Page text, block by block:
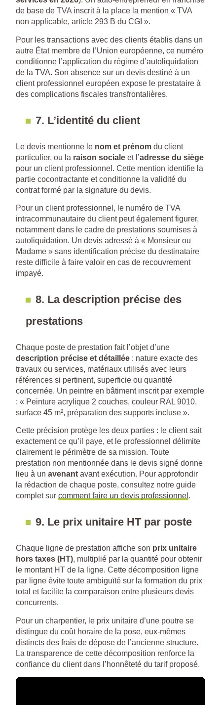
de base de TVA inscrit à la place la mention « TVA
non applicable, article 293 B du CGI ».
Pour les transactions avec des clients établis dans un
autre État membre de l’Union européenne, ce numéro
conditionne l’application du régime d’autoliquidation
de la TVA. Son absence sur un devis destiné à un
client professionnel européen expose le prestataire à
des complications fiscales transfrontalières.
7. L’identité du client
Le devis mentionne le nom et prénom du client
particulier, ou la raison sociale et l’adresse du siège
pour un client professionnel. Cette mention identifie la
partie cocontractante et conditionne la validité du
contrat formé par la signature du devis.
Pour un client professionnel, le numéro de TVA
intracommunautaire du client peut également figurer,
notamment dans le cadre de prestations soumises à
autoliquidation. Un devis adressé à « Monsieur ou
Madame » sans identification précise du destinataire
reste difficile à faire valoir en cas de recouvrement
impayé.
8. La description précise des
prestations
Chaque poste de prestation fait l’objet d’une
description précise et détaillée : nature exacte des
travaux ou services, matériaux utilisés avec leurs
références si pertinent, superficie ou quantité
concernée. Un peintre en bâtiment inscrit par exemple
: « Peinture acrylique 2 couches, couleur RAL 9010,
surface 45 m², préparation des supports incluse ».
Cette précision protège les deux parties : le client sait
exactement ce qu’il paye, et le professionnel délimite
clairement le périmètre de sa mission. Toute
prestation non mentionnée dans le devis signé donne
lieu à un avenant avant exécution. Pour approfondir
la rédaction de chaque poste, consultez notre guide
complet sur comment faire un devis professionnel .
9. Le prix unitaire HT par poste
Chaque ligne de prestation affiche son prix unitaire
hors taxes (HT), multiplié par la quantité pour obtenir
le montant HT de la ligne. Cette décomposition ligne
par ligne évite toute ambiguïté sur la formation du prix
total et facilite la comparaison entre plusieurs devis
concurrents.
Pour un charpentier, le prix unitaire d’une poutre se
distingue du coût horaire de la pose, eux-mêmes
distincts des frais de dépose de l’ancienne structure.
La transparence de cette décomposition renforce la
confiance du client dans l’honnêteté du tarif proposé.